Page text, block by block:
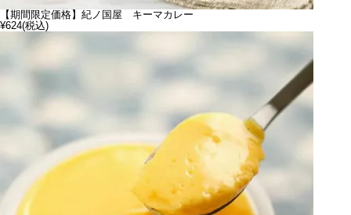
【期間限定価格】紀ノ国屋 キーマカレー
¥624(税込)